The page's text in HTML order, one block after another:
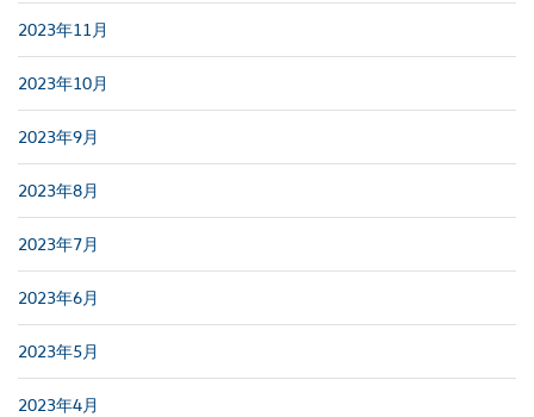
2023年11月
2023年10月
2023年9月
2023年8月
2023年7月
2023年6月
2023年5月
2023年4月